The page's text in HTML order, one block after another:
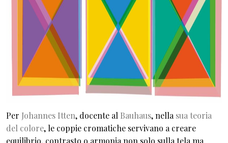
Per Johannes Itten, docente al Bauhaus, nella sua teoria
del colore, le coppie cromatiche servivano a creare
equilibrio, contrasto o armonia non solo sulla tela ma